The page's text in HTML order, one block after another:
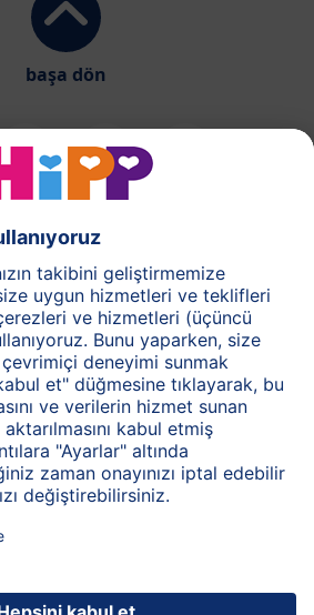
başa dön
HiPP Ek Gıda
HiPP Hamilelik
Genel Kullanım Şartları
Baskı
HiPP Hakkında
İletişim